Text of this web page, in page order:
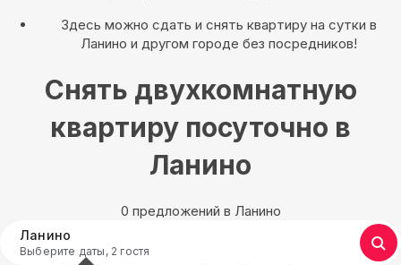
Здесь можно сдать и снять квартиру на сутки в
Ланино и другом городе без посредников!
Снять двухкомнатную
квартиру посуточно в
Ланино
0 предложений в Ланино
Ланино
Выберите даты, 2 гостя